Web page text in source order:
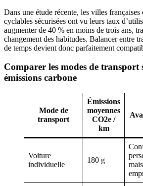
Dans une étude récente, les villes françaises
cyclables sécurisées ont vu leurs taux
augmenter de 40 % en moins de trois ans,
changement des habitudes. Balancer entre
de temps devient donc parfaitement
Comparer les modes de transport
émissions carbone
Mode de
transport
Émissions
moyennes
CO2e /
km
Voiture
individuelle
180 g